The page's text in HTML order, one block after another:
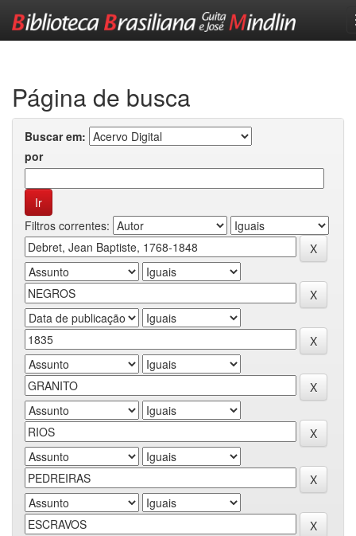
Página de busca
Buscar em:
por
Filtros correntes: